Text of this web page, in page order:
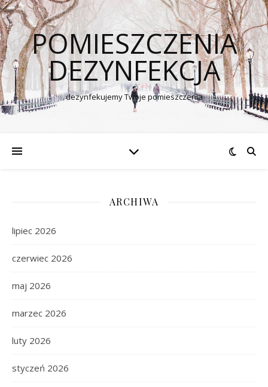
POMIESZCZENIA
DEZYNFEKCJA
dezynfekujemy Twoje pomieszczenia
ARCHIWA
lipiec 2026
czerwiec 2026
maj 2026
marzec 2026
luty 2026
styczeń 2026